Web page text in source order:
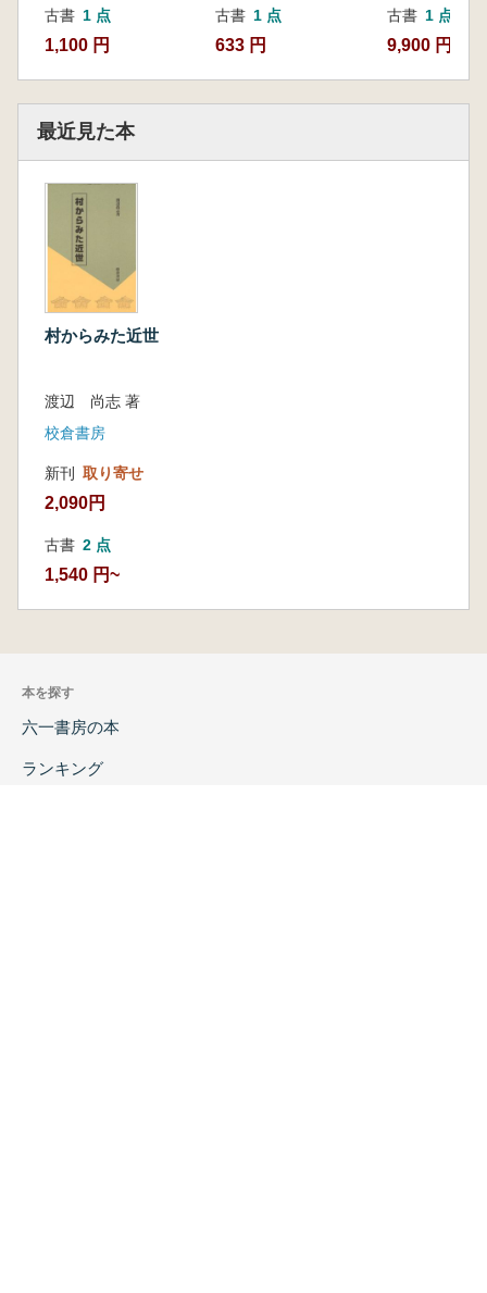
古書 1 点
1,100 円
古書 1 点
633 円
古書 1 点
9,900 円
最近見た本
村からみた近世
渡辺 尚志 著
校倉書房
新刊 取り寄せ
2,090円
古書 2 点
1,540 円~
本を探す
六一書房の本
ランキング